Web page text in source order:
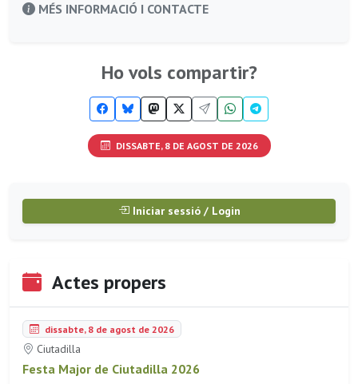
MÉS INFORMACIÓ I CONTACTE
Ho vols compartir?
DISSABTE, 8 DE AGOST DE 2026
Iniciar sessió / Login
Actes propers
dissabte, 8 de agost de 2026
Ciutadilla
Festa Major de Ciutadilla 2026